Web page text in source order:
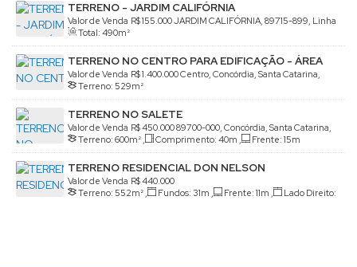
TERRENO - JARDIM CALIFÓRNIA
R$155.000
Valor de Venda
JARDIM CALIFÓRNIA, 89715-899, Linha
São Paulo, Concórdia, Santa Catarina, Brasil
Total: 490m²
TERRENO NO CENTRO PARA EDIFICAÇÃO - ÁREA
NOBRE
R$1.400.000
Valor de Venda
Centro, Concórdia, Santa Catarina,
BrasilTerreno: 529m²
TERRENO NO SALETE
R$450.000
Valor de Venda
89700-000, Concórdia, Santa Catarina,
BrasilTerreno: 600m² , Comprimento: 40m , Frente: 15m
TERRENO RESIDENCIAL DON NELSON
R$440.000
Valor de Venda
Terreno: 552m² , Fundos: 31m , Frente: 11m ,
Lado Direito: